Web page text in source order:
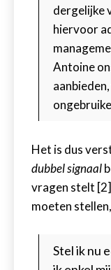
dergelijke
hiervoor
Antoine
Het is dus
dubbel signaal
vragen stelt
moeten
Stel ik nu